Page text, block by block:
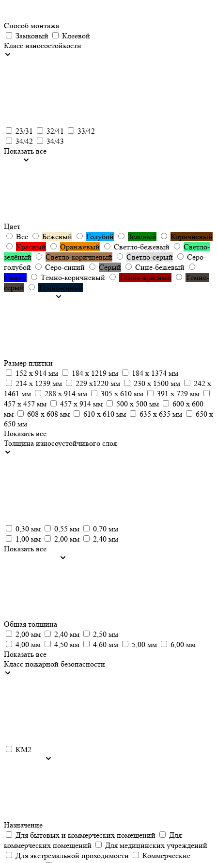
Способ монтажа
Замковый
Клеевой
Класс износостойкости
23/31 32/41
33/42
34/42
34/43
Показать все
Цвет
Все
Бежевый Голубой Зелёный
Коричневый
Красный
Оранжевый Светло-бежевый
Светло-
зелёный
Светло-коричневый Светло-серый
Серо-
голубой
Серо-синий Серый
Сине-бежевый
Синий
Тёмно-коричневый Тёмно-красный
Тёмно-
серый
Тёмно-синий
Размер плитки
152 x 914 мм
184 x 1219 мм
184 x 1374 мм
214 x 1239 мм
229 x1220 мм 230 x 1500 мм
242 x
1461 мм
288 x 914 мм 305 х 610 мм
391 x 729 мм
457 x 457 мм
457 х 914 мм 500 x 500 мм
600 x 600
мм
608 х 608 мм 610 x 610 мм 635 x 635 мм
650 х
650 мм
Показать все
Толщина износоустойчивого слоя
0,30 мм 0,55 мм
0,70 мм
1,00 мм
2,00 мм
2,40 мм
Показать все
Общая толщина
2,00 мм
2,40 мм
2,50 мм
4,00 мм
4,50 мм 4,60 мм 5,00 мм
6,00 мм
Показать все
Класс пожарной безопасности
КМ2
Назначение
Для бытовых и коммерческих помещений
Для
коммерческих помещений
Для медицинских учреждений
Для экстремальной проходимости
Коммерческие